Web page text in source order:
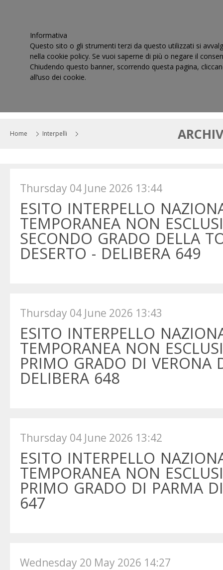
Home Interpelli
Thursday 04 June 2026 13:44
ESITO INTERPELLO
TEMPORANEA NON
SECONDO GRADO DELLA
DESERTO - DELIBERA 649
Thursday 04 June 2026 13:43
ESITO INTERPELLO
TEMPORANEA NON
PRIMO GRADO DI VERONA
DELIBERA 648
Thursday 04 June 2026 13:42
ESITO INTERPELLO
TEMPORANEA NON
PRIMO GRADO DI PARMA
647
Wednesday 20 May 2026 14:27
Informativa
Questo sito o gli strumenti terzi da questo utilizzati si
nella cookie policy. Se vuoi saperne di più o negare il
Chiudendo questo banner, scorrendo questa pagina,
all’uso dei cookie.